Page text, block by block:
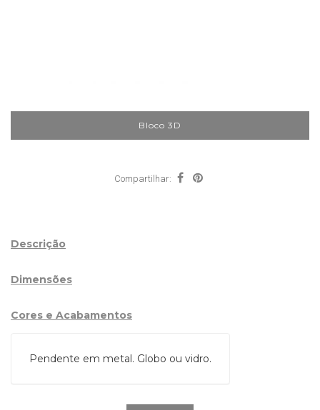
Bloco 3D
Compartilhar:
Descrição
Dimensões
Cores e Acabamentos
Pendente em metal. Globo ou vidro.